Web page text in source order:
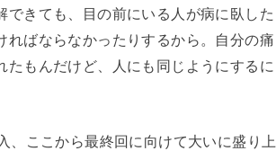
きても、目の前にいる人が病に臥した
ばならなかったりするから。自分の痛
もんだけど、人にも同じようにするに
、ここから最終回に向けて大いに盛り上